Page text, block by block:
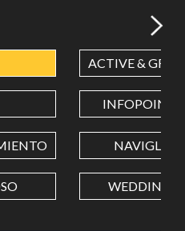
dot (.) as decimal separator.
ACTIVE &
INFOPOINT
NAVIGLI
WEDDING